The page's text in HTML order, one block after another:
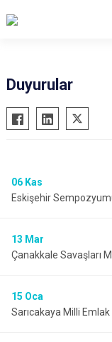
Alpu
Beylikova
Günyüzü
Han
Mahmudiye
Duyurular
06 Kas
Eskişehir
13 Mar
Çanakkale Savaşları
15 Oca
Sarıcakaya Milli